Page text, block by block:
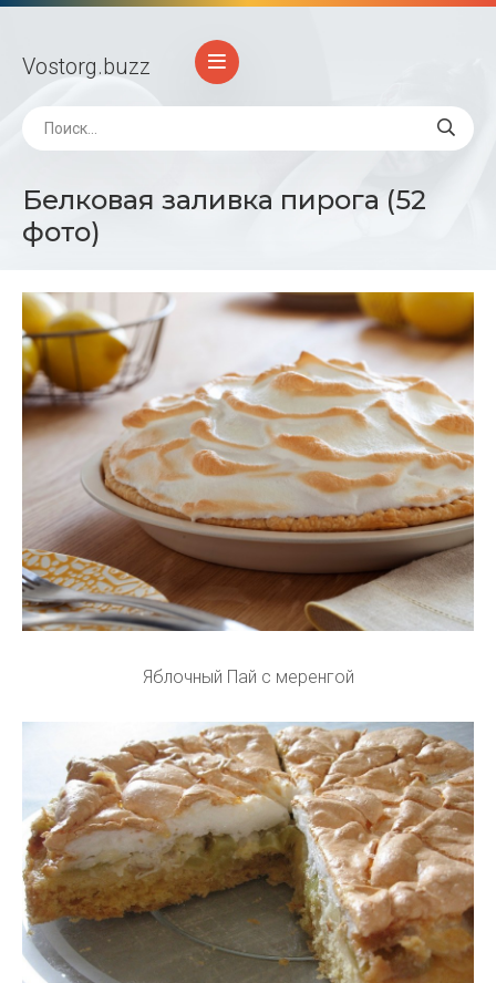
Vostorg.buzz
Белковая заливка пирога (52
фото)
Яблочный Пай с меренгой